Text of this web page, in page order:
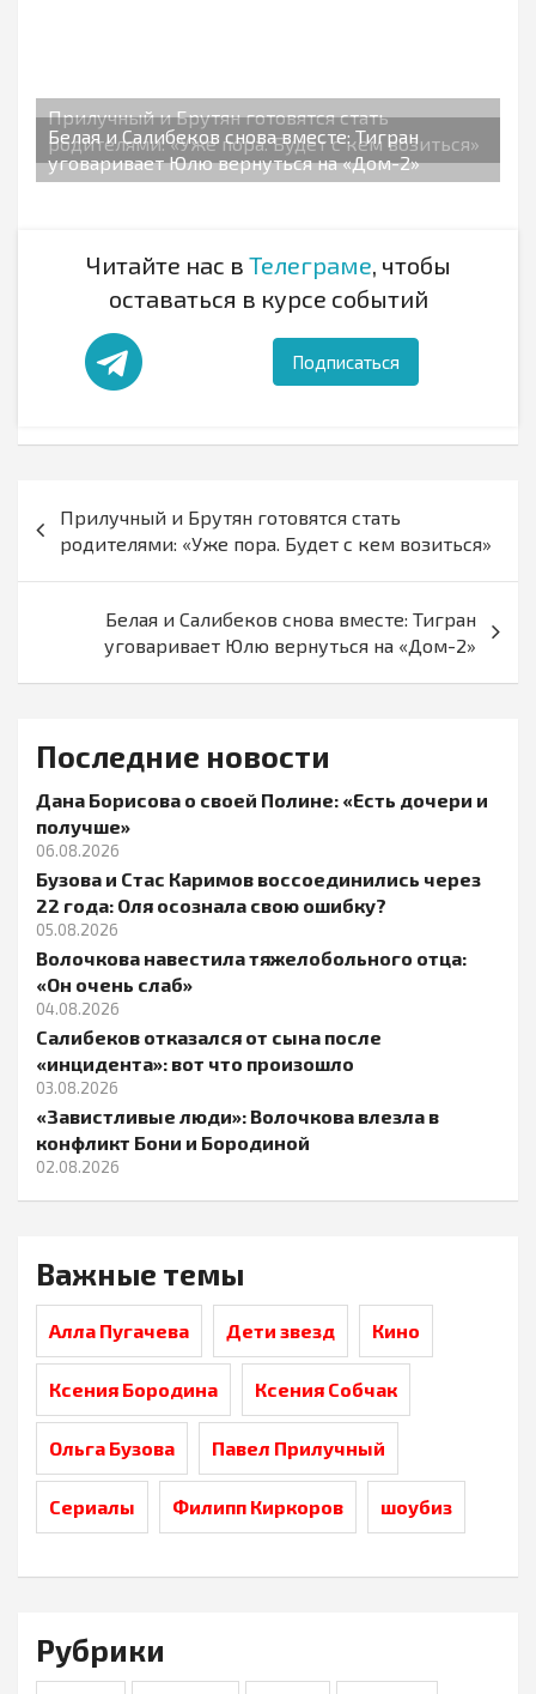
Прилучный и Брутян готовятся стать
родителями: «Уже пора. Будет с кем возиться»
Белая и Салибеков снова вместе: Тигран
уговаривает Юлю вернуться на «Дом-2»
Читайте нас в Телеграме, чтобы
оставаться в курсе событий
Подписаться
по
записям
Прилучный и Брутян готовятся стать
родителями: «Уже пора. Будет с кем возиться»
Белая и Салибеков снова вместе: Тигран
уговаривает Юлю вернуться на «Дом-2»
Последние новости
Дана Борисова о своей Полине: «Есть дочери и
получше»
06.08.2026
Бузова и Стас Каримов воссоединились через
22 года: Оля осознала свою ошибку?
05.08.2026
Волочкова навестила тяжелобольного отца:
«Он очень слаб»
04.08.2026
Салибеков отказался от сына после
«инцидента»: вот что произошло
03.08.2026
«Завистливые люди»: Волочкова влезла в
конфликт Бони и Бородиной
02.08.2026
Важные темы
Алла Пугачева Дети звезд Кино
Ксения Бородина Ксения Собчак
Ольга Бузова Павел Прилучный
Сериалы Филипп Киркоров шоубиз
Рубрики